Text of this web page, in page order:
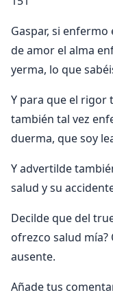
Gaspar, si
de amor el alma
yerma, lo que
Y para que el rigor
también tal vez
duerma, que soy
Y advertilde
salud y su
Decilde que del
ofrezco salud
ausente.
Añade tus